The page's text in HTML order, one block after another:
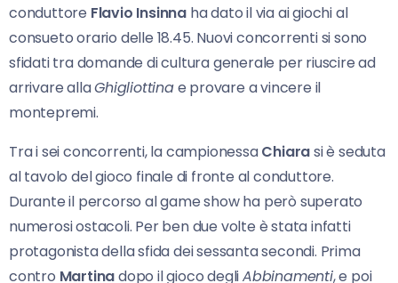
conduttore Flavio Insinna ha dato il via ai giochi al
consueto orario delle 18.45. Nuovi concorrenti si sono
sfidati tra domande di cultura generale per riuscire ad
arrivare allaGhigliottinae provare a vincere il
montepremi.
Tra i sei concorrenti, la campionessaChiarasi è seduta
al tavolo del gioco finale di fronte al conduttore.
Durante il percorso al game show ha però superato
numerosi ostacoli. Per ben due volte è stata infatti
protagonista della sfida dei sessanta secondi. Prima
contro Martinadopo il gioco degliAbbinamenti, e poi